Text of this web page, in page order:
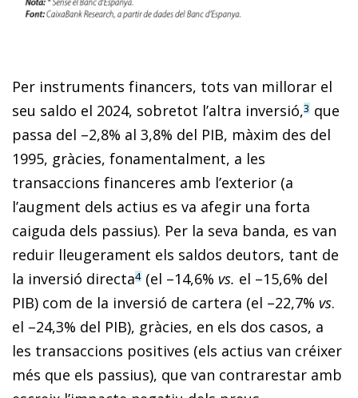
Per instruments financers, tots van millorar el
seu saldo el 2024, sobretot l’altra inversió,3 que
passa del –2,8% al 3,8% del PIB, màxim des del
1995, gràcies, fonamentalment, a les
transaccions financeres amb l’exterior (a
l’augment dels actius es va afegir una forta
caiguda dels passius). Per la seva banda, es van
reduir lleugerament els saldos deutors, tant de
la inversió directa4 (el –14,6% vs. el –15,6% del
PIB) com de la inversió de cartera (el –22,7% vs.
el –24,3% del PIB), gràcies, en els dos casos, a
les transaccions positives (els actius van créixer
més que els passius), que van contrarestar amb